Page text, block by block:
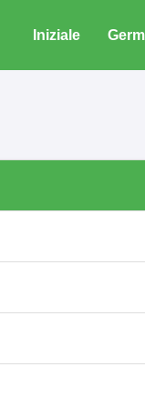
Iniziale